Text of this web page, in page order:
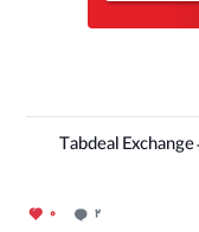
نقد و بررسی صرافی تبدیل – Tabdeal Exchange
۲ ۰